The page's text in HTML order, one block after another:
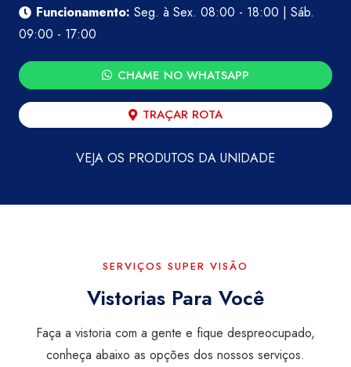
Funcionamento:Seg. à Sex. 08:00 - 18:00 | Sáb.
09:00 - 17:00
CHAME NO WHATSAPP
TRAÇAR ROTA
VEJA OS PRODUTOS DA UNIDADE
SERVIÇOS SUPER VISÃO
Vistorias Para Você
Faça a vistoria com a gente e fique despreocupado,
conheça abaixo as opções dos nossos serviços.